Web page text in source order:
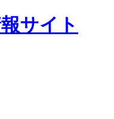
サイト